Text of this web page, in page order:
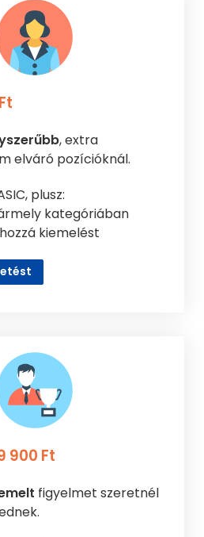
, extra
elváró pozícióknál.
plusz:
kategóriában
kiemelést
900 Ft
figyelmet szeretnél